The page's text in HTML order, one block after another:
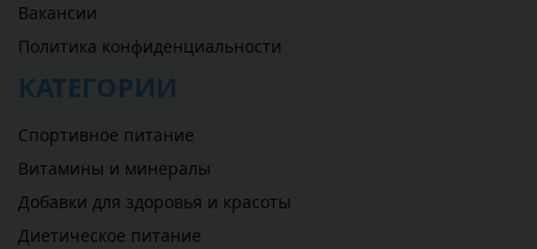
Вакансии
Политика конфиденциальности
КАТЕГОРИИ
Спортивное питание
Витамины и минералы
Добавки для здоровья и красоты
Диетическое питание